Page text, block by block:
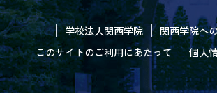
学校法人関西学院
関西学院へ
このサイトのご利用にあたって
個人